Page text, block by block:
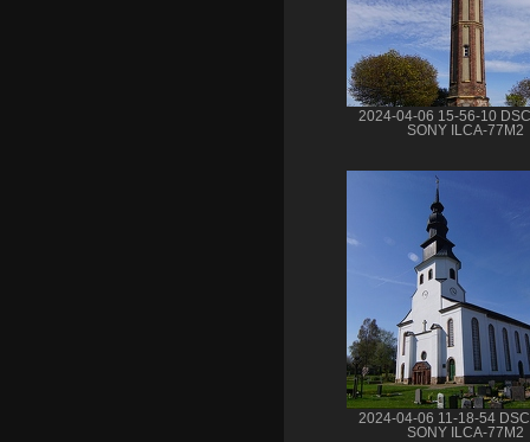
2024-04-06 15-56-10
SONY ILCA-77M2
2024-04-06 11-18-54
SONY ILCA-77M2